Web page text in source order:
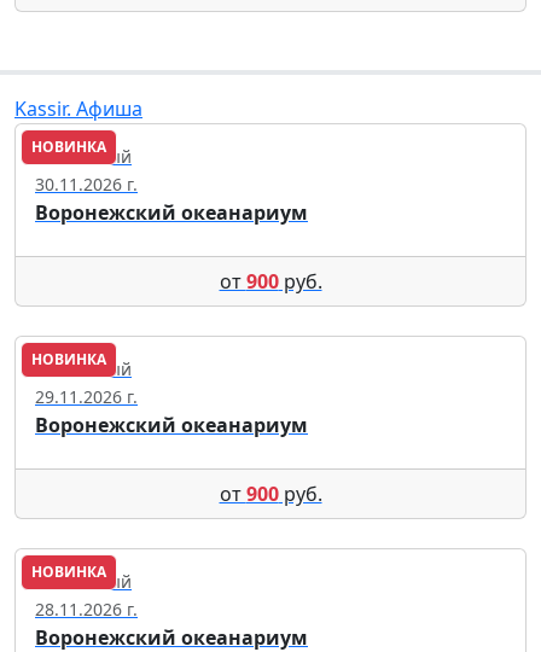
Kassir. Афиша
НОВИНКА
Солнечный
30.11.2026 г.
Воронежский океанариум
от900руб.
НОВИНКА
Солнечный
29.11.2026 г.
Воронежский океанариум
от900руб.
НОВИНКА
Солнечный
28.11.2026 г.
Воронежский океанариум